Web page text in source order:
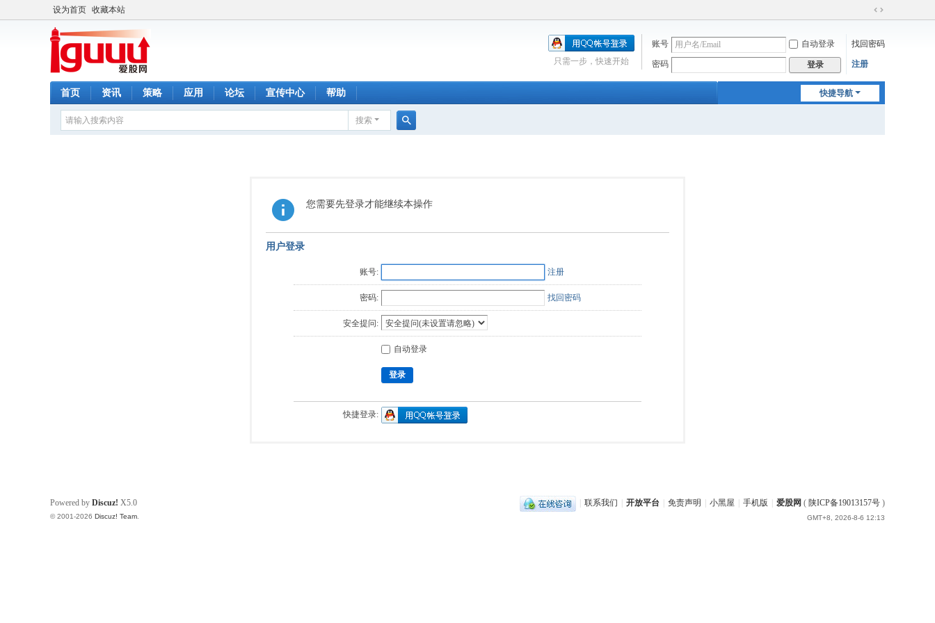
设为首页 收藏本站
切
到
账号 自动登录 找回密码
密码 登录 注册
只需一步，快速开始
快捷导航
首页 资讯 策略 应用 论坛 宣传中心 帮助
搜索
您需要先登录才能继续本操作
用户登录
账号: 注册
密码: 找回密码
安全提问:
自动登录
登录
快捷登录:
联系我们 开放平台 免责声明 小黑屋 手机版 爱股网 ( 陕ICP备19013157号 )
GMT+8, 2026-8-6 12:13
Powered by Discuz! X5.0
© 2001-2026 Discuz! Team